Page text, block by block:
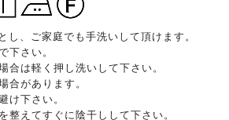
し、ご家庭でも手洗いして頂けます。
下さい。
合は軽く押し洗いして下さい。
合があります。
け下さい。
整えてすぐに陰干しして下さい。